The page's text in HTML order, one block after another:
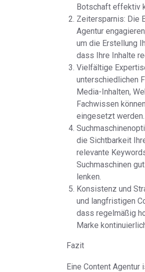
Botschaft effektiv
Zeitersparnis: Die
Agentur
um die Erstellung
dass Ihre Inhalte
Vielfältige
unterschiedlichen
Media-Inhalten,
Fachwissen
eingesetzt werden.
die Sichtbarkeit
relevante
Suchmaschinen
lenken.
Konsistenz und
und langfristigen
dass regelmäßig
Marke
Fazit
Eine Content